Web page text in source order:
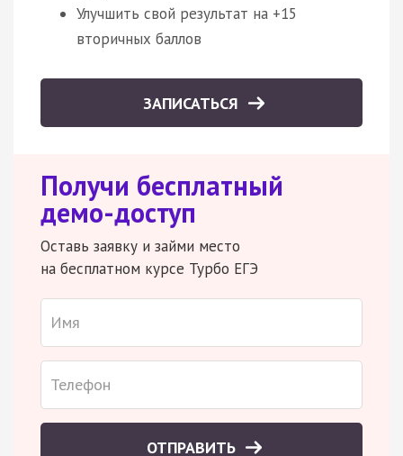
Улучшить свой результат на +15
вторичных баллов
ЗАПИСАТЬСЯ
Получи бесплатный
демо-доступ
Оставь заявку и займи место
на бесплатном курсе Турбо ЕГЭ
ОТПРАВИТЬ